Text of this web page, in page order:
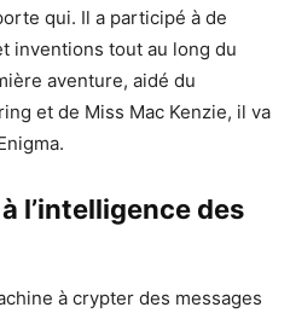
qui. Il a participé à de
inventions tout au long du
aventure, aidé du
et de Miss Mac Kenzie, il va
l’intelligence des
à crypter des messages